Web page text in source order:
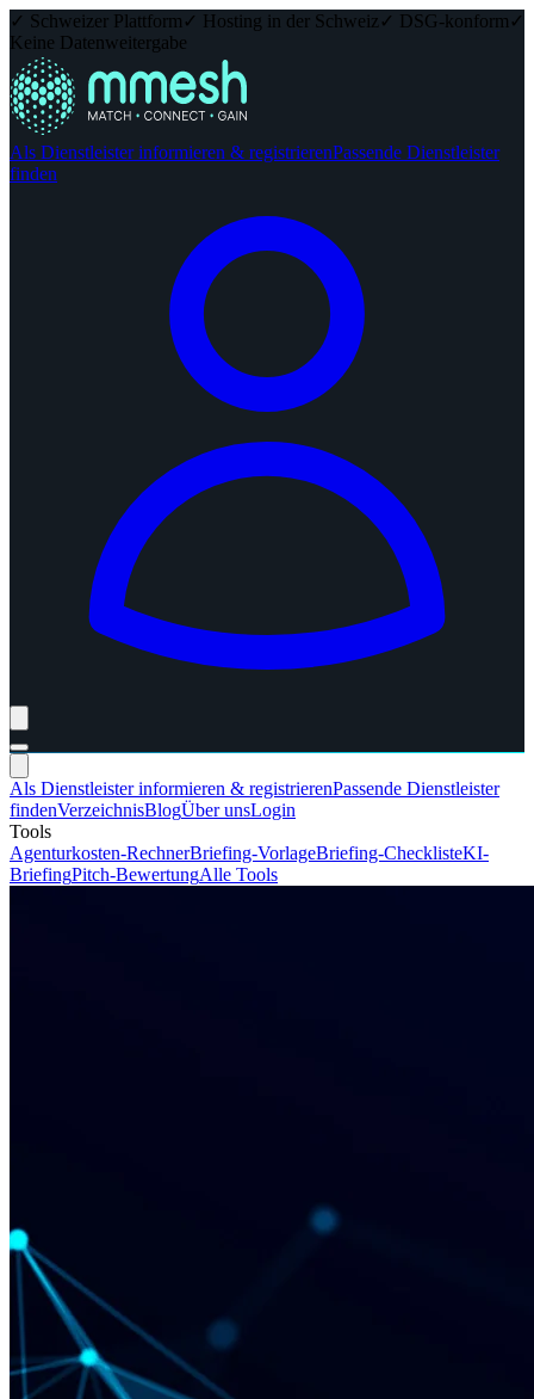
✓ Schweizer Plattform ✓ Hosting in der Schweiz ✓ DSG-konform ✓
Keine Datenweitergabe
Als Dienstleister informieren & registrierenPassende Dienstleister
finden
Als Dienstleister informieren & registrierenPassende Dienstleister
findenVerzeichnisBlogÜber unsLogin
Tools
Agenturkosten-RechnerBriefing-VorlageBriefing-ChecklisteKI-
BriefingPitch-BewertungAlle Tools